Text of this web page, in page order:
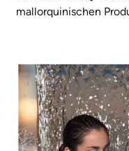
mallorquinischen